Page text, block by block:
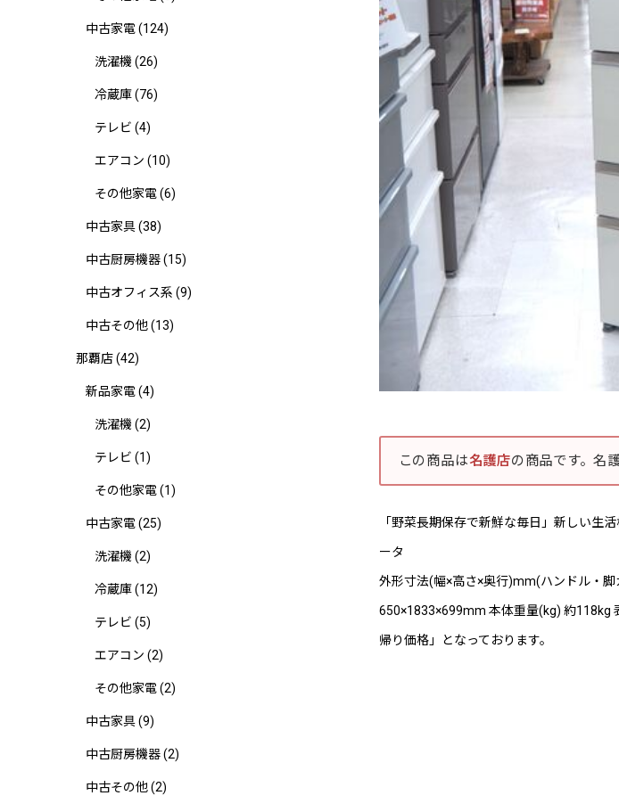
この商品は名護店の商品です。名
「野菜長期保存で新鮮な毎日」新しい生
ータ
外形寸法(幅×高さ×奥行)mm(ハンドル・脚
650×1833×699mm 本体重量(kg) 約118kg
帰り価格」となっております。
中古家電(124)
洗濯機 (26)
冷蔵庫(76)
テレビ (4)
エアコン (10)
その他家電(6)
中古家具(38)
中古厨房機器(15)
中古オフィス系 (9)
中古その他(13)
那覇店(42)
新品家電(4)
洗濯機 (2)
テレビ (1)
その他家電(1)
中古家電(25)
洗濯機 (2)
冷蔵庫(12)
テレビ (5)
エアコン (2)
その他家電(2)
中古家具(9)
中古厨房機器(2)
中古その他(2)